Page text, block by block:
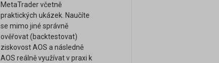
MetaTrader včetně
praktických ukázek. Naučíte
se mimo jiné správně
ověřovat (backtestovat)
ziskovost AOS a následně
AOS reálně využívat v praxi k